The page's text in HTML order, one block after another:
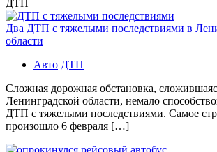
ДТП
Два ДТП с тяжелыми последствиями в
области
Авто ДТП
Сложная дорожная обстановка,
Ленинградской области, немало
ДТП с тяжелыми последствиями. Самое
произошло 6 февраля […]